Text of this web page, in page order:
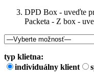
DPD Box - uveďte
Packeta - Z box -
typ klietna:
individuálny klient